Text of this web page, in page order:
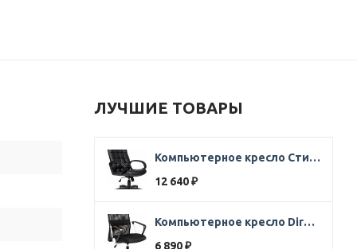
ЛУЧШИЕ ТОВАРЫ
Компьютерное кресло Стиль Ультра SOFT кожа черная
12 640 ₽
Компьютерное кресло Direct ткань черная
6 890 ₽